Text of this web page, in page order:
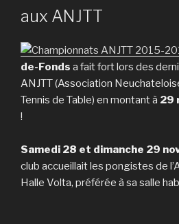
aux ANJTT
de-Fonds a fait fort lors des
ANJTT (Association
Tennis de Table) en montant à 29
!
Samedi 28 et dimanche 29
club accueillait les pongistes de
Halle Volta, préférée à sa salle